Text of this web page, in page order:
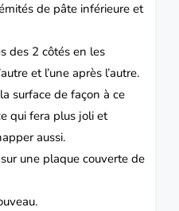
de pâte inférieure et
des 2 côtés en les
et l’une après l’autre.
surface de façon à ce
qui fera plus joli et
aussi.
une plaque couverte de